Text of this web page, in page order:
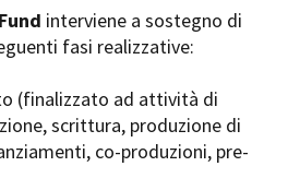
Location - Accedi al tuo
profilo
Newsletter
Lavora con noi
Stage - Tirocini - Scuola e
Lavoro
interviene a sostegno di
fasi realizzative:
(finalizzato ad attività di
scrittura, produzione di
co-produzioni, pre-